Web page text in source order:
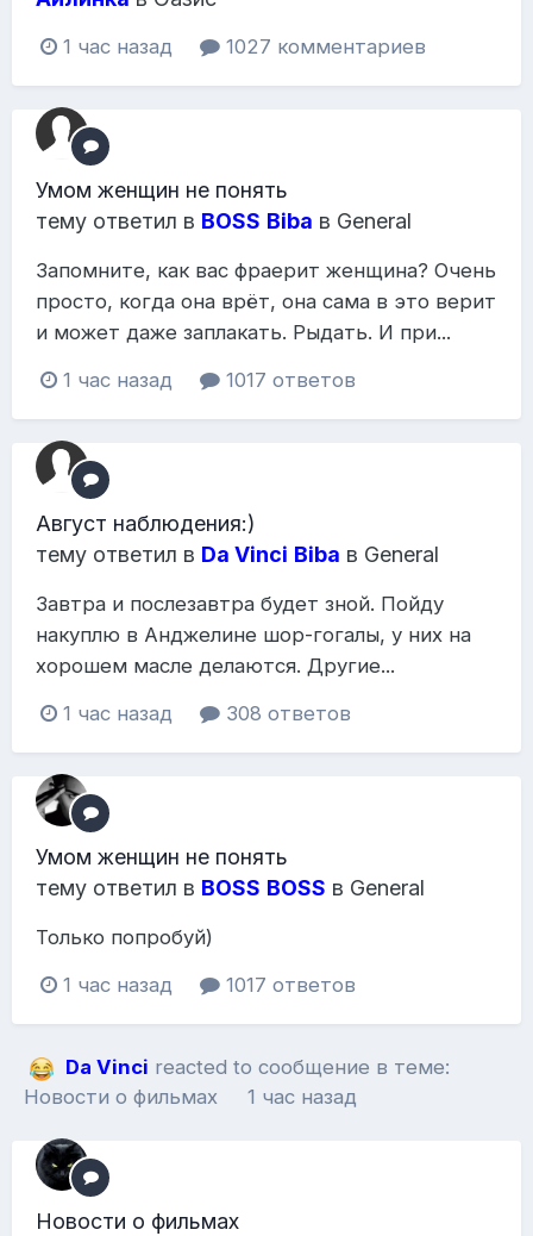
1 час назад 1027 комментариев
Умом женщин не понять
тему ответил в BOSS Biba в General
Запомните, как вас фраерит женщина? Очень
просто, когда она врёт, она сама в это верит
и может даже заплакать. Рыдать. И при...
1 час назад 1017 ответов
Август наблюдения:)
тему ответил в Da Vinci Biba в General
Завтра и послезавтра будет зной. Пойду
накуплю в Анджелине шор-гогалы, у них на
хорошем масле делаются. Другие...
1 час назад 308 ответов
Умом женщин не понять
тему ответил в BOSS BOSS в General
Только попробуй)
1 час назад 1017 ответов
Da Vinci reacted to сообщение в теме:
Новости о фильмах
1 час назад
Новости о фильмах